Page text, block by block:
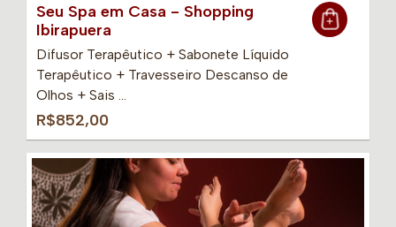
Seu Spa em Casa - Shopping
Ibirapuera
Difusor Terapêutico + Sabonete Líquido
Terapêutico + Travesseiro Descanso de
Olhos + Sais …
R$852,00